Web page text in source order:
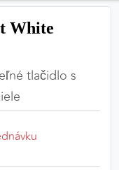
White
tlačidlo s
fungovanie
možné